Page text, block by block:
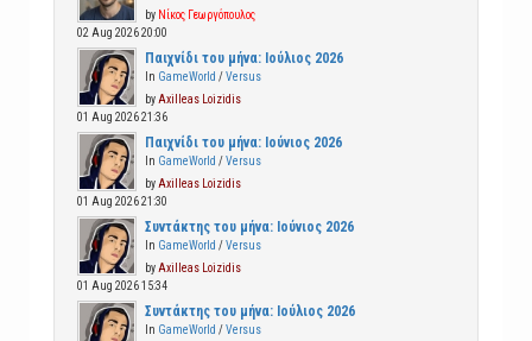
by Νίκος Γεωργόπουλος
02 Aug 2026 20:00
Παιχνίδι του μήνα: Ιούλιος 2026
In GameWorld /Versus
by Axilleas Loizidis
01 Aug 2026 21:36
Παιχνίδι του μήνα: Ιούνιος 2026
In GameWorld /Versus
by Axilleas Loizidis
01 Aug 2026 21:30
Συντάκτης του μήνα: Ιούνιος 2026
In GameWorld /Versus
by Axilleas Loizidis
01 Aug 2026 15:34
Συντάκτης του μήνα: Ιούλιος 2026
In GameWorld /Versus